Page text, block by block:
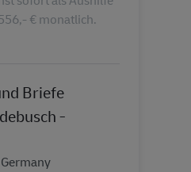
€ monatlich.
Briefe
-